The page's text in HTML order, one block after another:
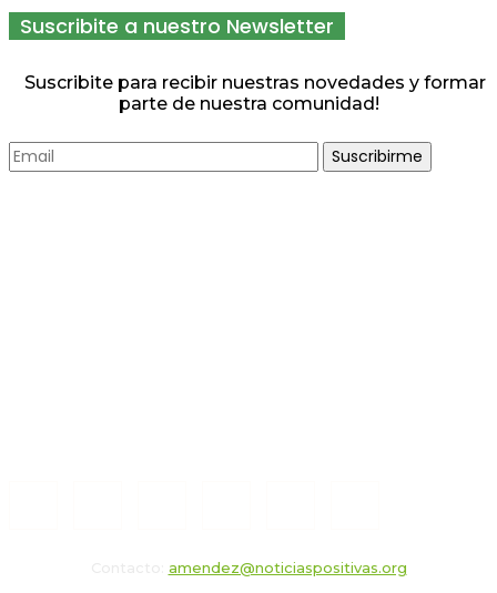
Suscribite a nuestro Newsletter
Suscribite para recibir nuestras novedades y formar
parte de nuestra comunidad!
amendez@noticiaspositivas.org